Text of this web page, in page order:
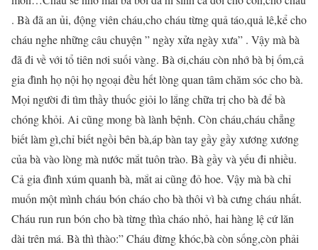
. Bà đã an ủi, động viên cháu,cho cháu từng quả táo,quả lê,kể cho
cháu nghe những câu chuyện ” ngày xửa ngày xưa” . Vậy mà bà
đã đi về với tổ tiên nơi suối vàng. Bà ơi,cháu còn nhớ bà bị ốm,cả
gia đình họ nội họ ngoại đều hết lòng quan tâm chăm sóc cho bà.
Mọi người đi tìm thầy thuốc giỏi lo lắng chữa trị cho bà để bà
chóng khỏi. Ai cũng mong bà lành bệnh. Còn cháu,cháu chẳng
biết làm gì,chỉ biết ngồi bên bà,áp bàn tay gầy gầy xương xương
của bà vào lòng mà nước mắt tuôn trào. Bà gầy và yếu đi nhiều.
Cả gia đình xúm quanh bà, mắt ai cũng đỏ hoe. Vậy mà bà chỉ
muốn một mình cháu bón cháo cho bà thôi vì bà cưng cháu nhất.
Cháu run run bón cho bà từng thìa cháo nhỏ, hai hàng lệ cứ lăn
dài trên má. Bà thì thào:” Cháu đừng khóc,bà còn sống,còn phải